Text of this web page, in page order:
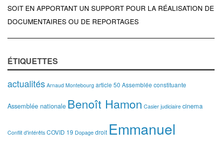
SOIT EN APPORTANT UN SUPPORT POUR LA RÉALISATION DE
DOCUMENTAIRES OU DE REPORTAGES
ÉTIQUETTES
actualités Arnaud Montebourg article 50 Assemblée constituante
Assemblée nationale Benoît Hamon Casier judiciaire cinema
Conflit d'intérêts COVID 19 Dopage droit Emmanuel